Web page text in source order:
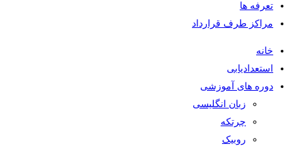
تعرفه ها
مراکز طرف قرارداد
خانه
استعدادیابی
دوره های آموزشی
زبان انگلیسی
چرتکه
روبیک